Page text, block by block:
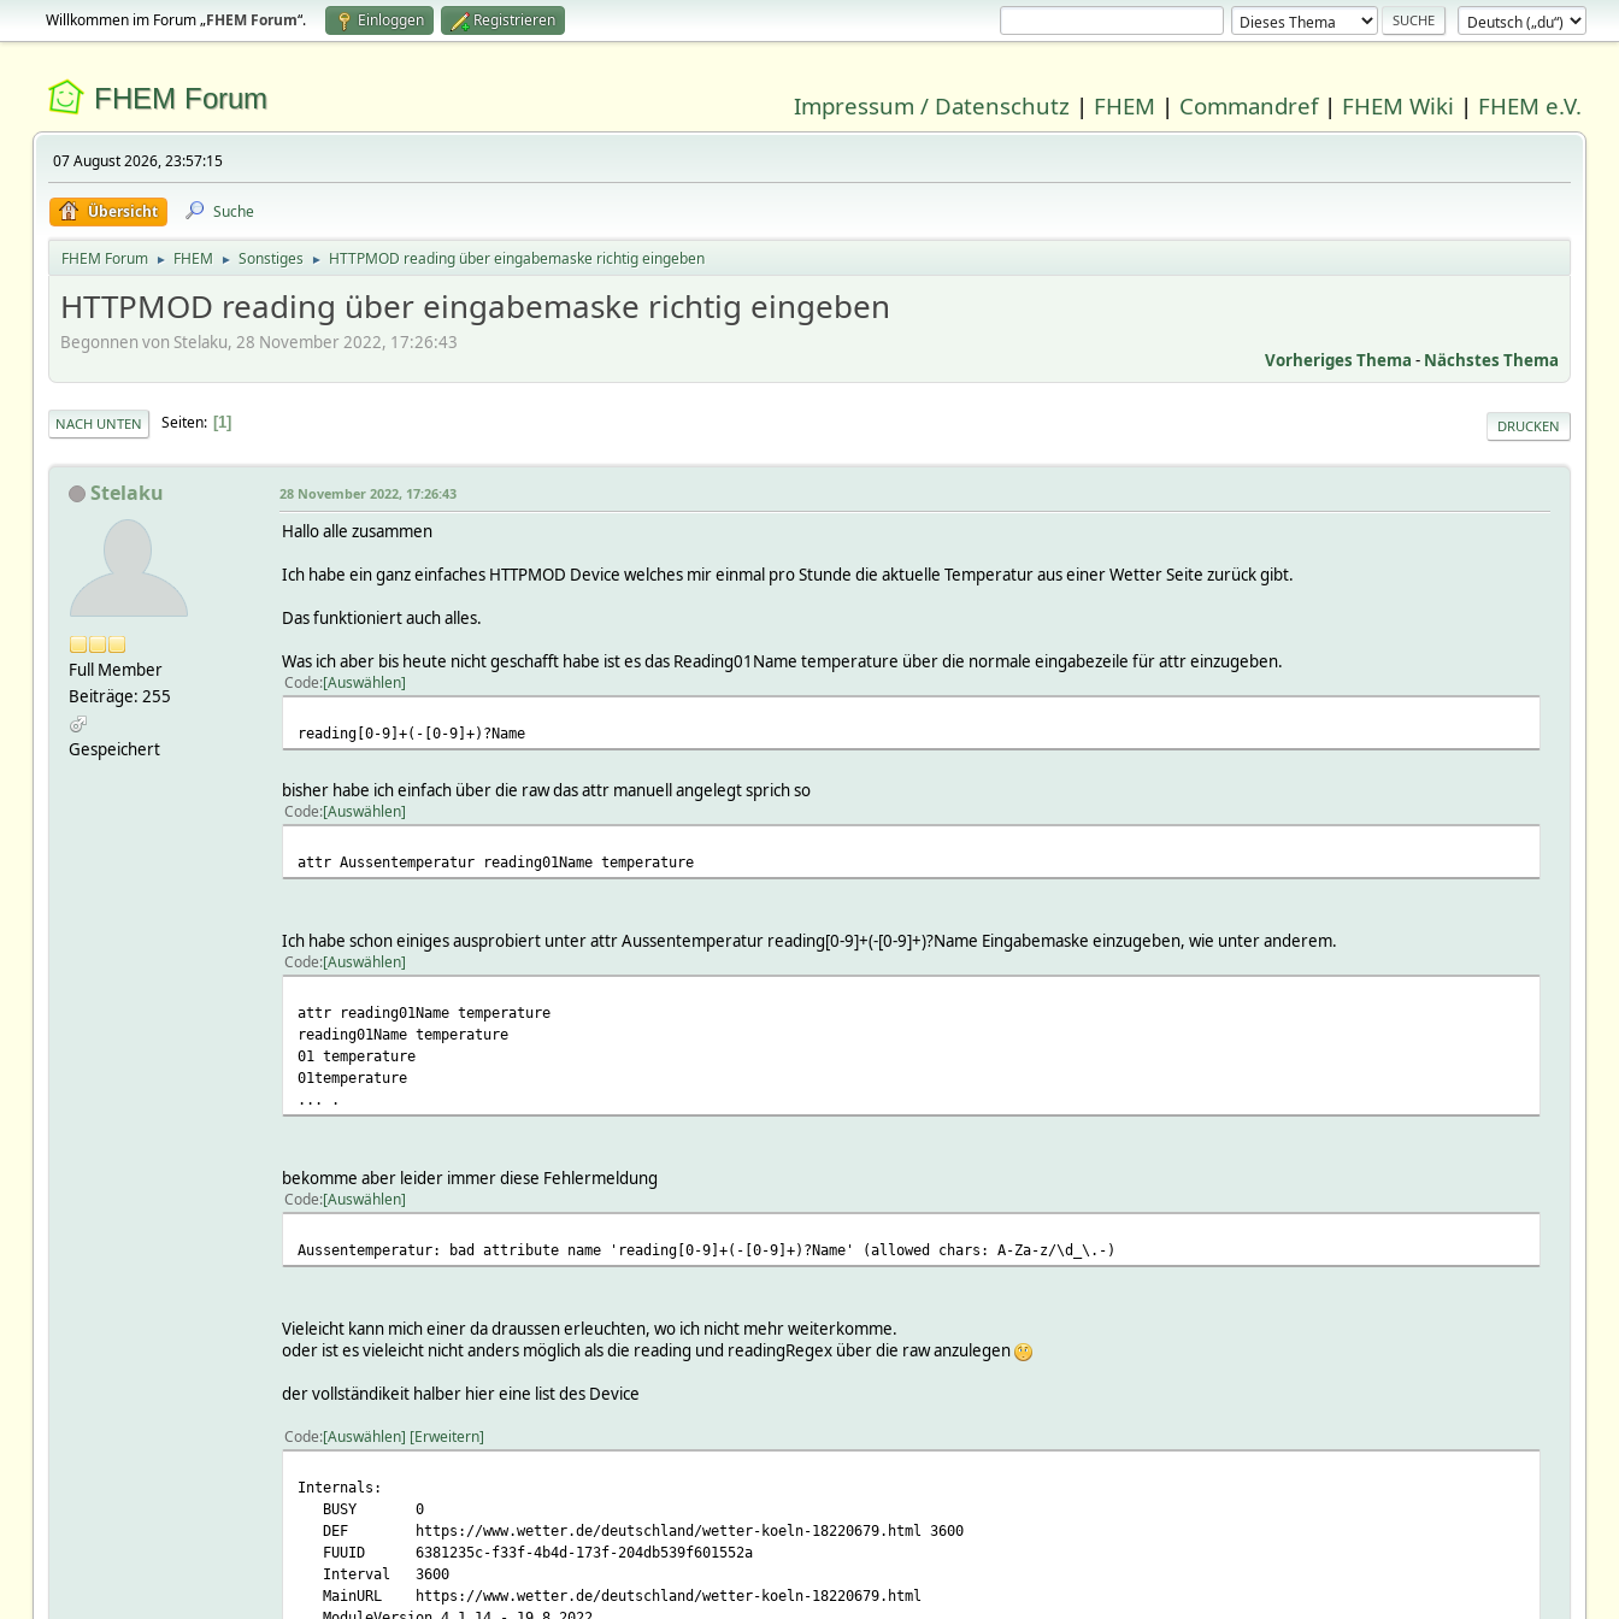
Willkommen im Forum „FHEM Forum“. Einloggen Registrieren
FHEM Forum Impressum / Datenschutz | FHEM | Commandref| FHEM Wiki | FHEM e.V.
07 August 2026, 23:57:15
Übersicht Suche
FHEM Forum ► FHEM ► Sonstiges ► HTTPMOD reading über eingabemaske richtig eingeben
HTTPMOD reading über eingabemaske richtig eingeben
Begonnen von Stelaku, 28 November 2022, 17:26:43
Vorheriges Thema - Nächstes Thema
DRUCKEN
NACH UNTEN Seiten 1
Stelaku
Full Member
Beiträge: 255
Gespeichert
28 November 2022, 17:26:43
Hallo alle zusammen
Ich habe ein ganz einfaches HTTPMOD Device welches mir einmal pro Stunde die aktuelle Temperatur aus einer Wetter Seite zurück gibt.
Das funktioniert auch alles.
Was ich aber bis heute nicht geschafft habe ist es das Reading01Name temperature über die normale eingabezeile für attr einzugeben.
Code Auswählen
reading[0-9]+(-[0-9]+)?Name
bisher habe ich einfach über die raw das attr manuell angelegt sprich so
Code Auswählen
attr Aussentemperatur reading01Name temperature
Ich habe schon einiges ausprobiert unter attr Aussentemperatur reading[0-9]+(-[0-9]+)?Name Eingabemaske einzugeben, wie unter anderem.
Code Auswählen
attr reading01Name temperature
reading01Name temperature
01 temperature
01temperature
... .
bekomme aber leider immer diese Fehlermeldung
Code Auswählen
Aussentemperatur: bad attribute name 'reading[0-9]+(-[0-9]+)?Name' (allowed chars: A-Za-z/\d_\.-)
Vieleicht kann mich einer da draussen erleuchten, wo ich nicht mehr weiterkomme.
oder ist es vieleicht nicht anders möglich als die reading und readingRegex über die raw anzulegen
der vollständikeit halber hier eine list des Device
Code Auswählen Erweitern
Internals:
BUSY 0
DEF https://www.wetter.de/deutschland/wetter-koeln-18220679.html 3600
FUUID 6381235c-f33f-4b4d-173f-204db539f601552a
Interval 3600
MainURL https://www.wetter.de/deutschland/wetter-koeln-18220679.html